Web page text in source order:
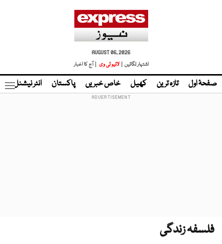
AUGUST 06, 2026
اشتہار لگائیں |
لائیو ٹی وی | آج کا اخبار
صفحۂ اول تازہ ترین کھیل خاص خبریں پاکستان انٹر نیشنل
فلسفہ زندگی